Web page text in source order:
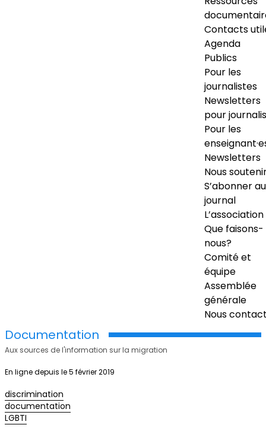
Contacts
Agenda
Publics
Pour les
journalistes
Newsletters
pour
Pour les
Newsletters
Nous
S’abonner au
journal
L’association
Que faisons-
nous?
Comité et
équipe
Assemblée
générale
Nous
Documentation
Aux sources de l'information sur la migration
En ligne depuis le 5 février 2019
discrimination
documentation
LGBTI